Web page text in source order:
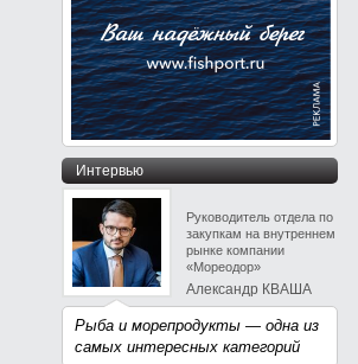
Интервью
Руководитель отдела по
закупкам на внутреннем
рынке компании
«Мореодор»
Александр КВАША
Рыба и морепродукты — одна из
самых интересных категорий